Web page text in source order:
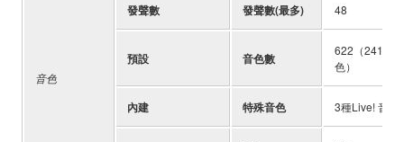
音色
發聲數 發聲數(最多) 48
預設 音色數
622（241 種
色）
內建 特殊音色 3種Live! 音色